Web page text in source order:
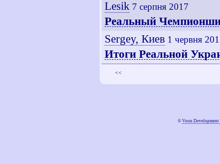
Lesik 7 серпня 2017
Реальный
Sergey, Киев 1 червня
Итоги Реальной
<<
© Voon Development